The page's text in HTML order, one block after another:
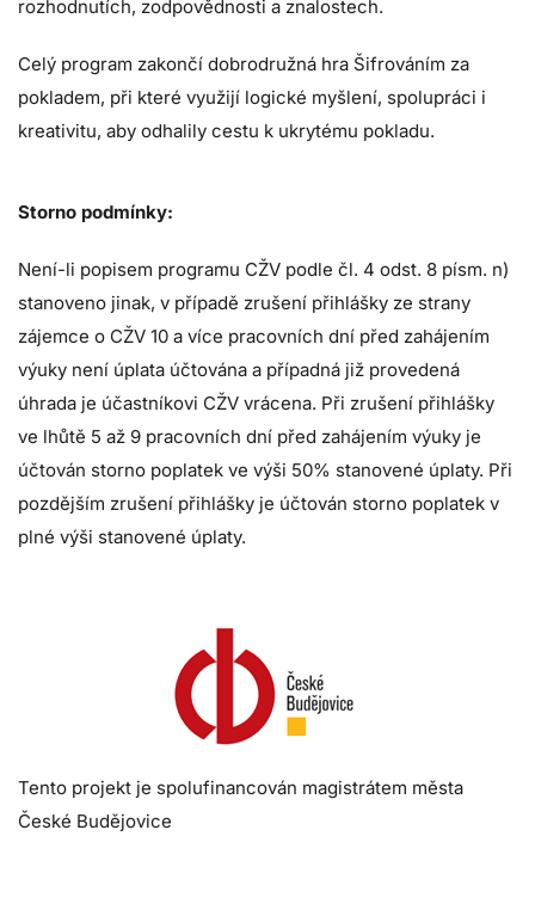
rozhodnutích, zodpovědnosti a znalostech.
Celý program zakončí dobrodružná hra Šifrováním za
pokladem, při které využijí logické myšlení, spolupráci i
kreativitu, aby odhalily cestu k ukrytému pokladu.
Storno podmínky:
Není-li popisem programu CŽV podle čl. 4 odst. 8 písm. n)
stanoveno jinak, v případě zrušení přihlášky ze strany
zájemce o CŽV 10 a více pracovních dní před zahájením
výuky není úplata účtována a případná již provedená
úhrada je účastníkovi CŽV vrácena. Při zrušení přihlášky
ve lhůtě 5 až 9 pracovních dní před zahájením výuky je
účtován storno poplatek ve výši 50% stanovené úplaty. Při
pozdějším zrušení přihlášky je účtován storno poplatek v
plné výši stanovené úplaty.
Tento projekt je spolufinancován magistrátem města
České Budějovice